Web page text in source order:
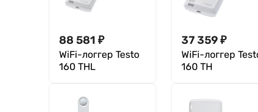
88 581 ₽
WiFi-логгер Testo
160 THL
37 359₽
WiFi-логгер
160 TH